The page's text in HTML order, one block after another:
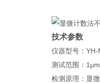
技术参数
仪器型号： YH-
测试范围： 1 μ
检测原理：显